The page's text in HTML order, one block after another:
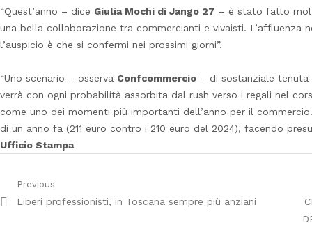
“Quest’anno – dice Giulia Mochi di Jango 27 – è stato fatto
una bella collaborazione tra commercianti e vivaisti.
l’auspicio è che si confermi nei prossimi giorni”.
“Uno scenario – osserva Confcommercio – di sostanziale
verrà con ogni probabilità assorbita dal rush verso i regali nel
come uno dei momenti più importanti dell’anno per il
di un anno fa (211 euro contro i 210 euro del 2024), facendo
Ufficio Stampa
Navigazione
articoli
Previous
Previous
Liberi professionisti, in Toscana sempre più anziani